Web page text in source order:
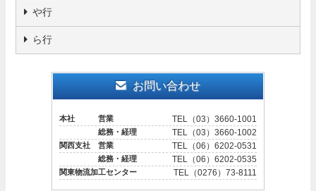
や行
ら行
お問い合わせ
本社 営業 TEL（03）3660-1001
総務・経理 TEL（03）3660-1002
関西支社 営業 TEL（06）6202-0531
総務・経理 TEL（06）6202-0535
関東物流加工センター TEL（0276）73-8111